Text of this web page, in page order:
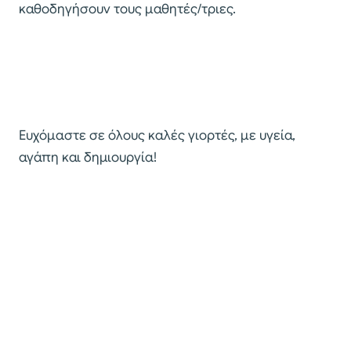
καθοδηγήσουν τους μαθητές/τριες.
Ευχόμαστε σε όλους καλές γιορτές, με υγεία,
αγάπη και δημιουργία!